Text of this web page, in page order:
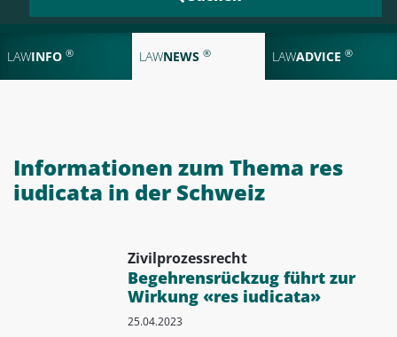
LAWINFO ® LAWNEWS ® LAWADVICE ®
Informationen zum Thema res
iudicata in der Schweiz
Zivilprozessrecht
Begehrensrückzug führt zur
Wirkung «res iudicata»
25.04.2023